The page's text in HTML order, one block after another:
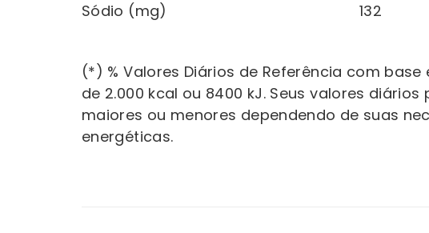
Sódio (mg)
132
(*) % Valores Diários de Referência com
de 2.000 kcal ou 8400 kJ. Seus valores diários
maiores ou menores dependendo de suas
energéticas.